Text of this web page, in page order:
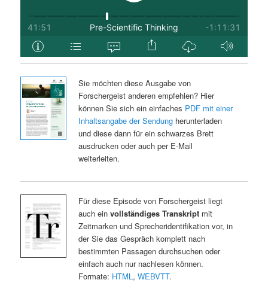
Sie möchten diese Ausgabe von
Forschergeist anderen empfehlen? Hier
können Sie sich ein einfaches PDF mit einer
Inhaltsangabe der Sendungherunterladen
und diese dann für ein schwarzes Brett
ausdrucken oder auch per E-Mail
weiterleiten.
Für diese Episode von Forschergeist liegt
auch ein vollständiges Transkriptmit
Zeitmarken und Sprecheridentifikation vor, in
der Sie das Gespräch komplett nach
bestimmten Passagen durchsuchen oder
einfach auch nur nachlesen können.
Formate: HTML, WEBVTT.